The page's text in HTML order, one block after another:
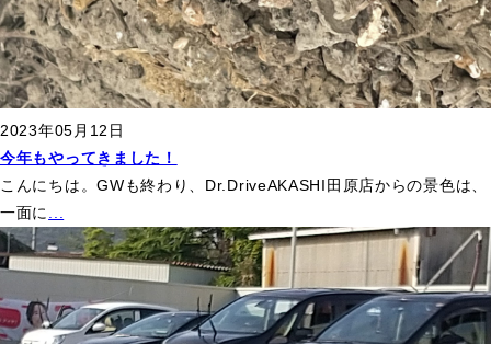
2023年05月12日
今年もやってきました！
こんにちは。GWも終わり、Dr.DriveAKASHI田原店からの景色は、
一面に